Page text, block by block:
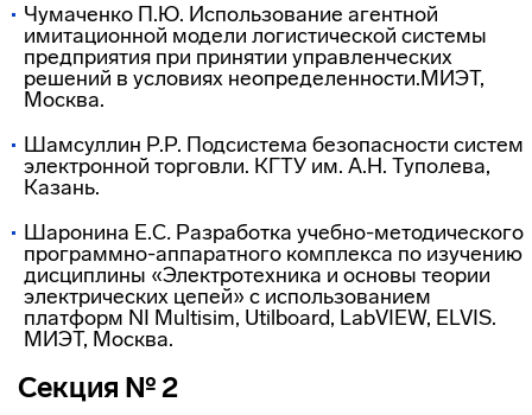
Чумаченко П.Ю. Использование агентной
имитационной модели логистической системы
предприятия при принятии управленческих
решений в условиях неопределенности.МИЭТ,
Москва.
Шамсуллин Р.Р. Подсистема безопасности систем
электронной торговли. КГТУ им. А.Н. Туполева,
Казань.
Шаронина Е.С. Разработка учебно-методического
программно-аппаратного комплекса по изучению
дисциплины «Электротехника и основы теории
электрических цепей» с использованием
платформ NI Multisim, Utilboard, LabVIEW, ELVIS.
МИЭТ, Москва.
Секция № 2